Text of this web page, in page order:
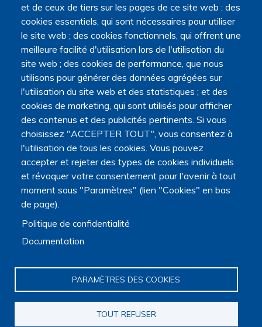
et de ceux de tiers sur les pages de ce site web : des
cookies essentiels, qui sont nécessaires pour utiliser
le site web ; des cookies fonctionnels, qui offrent une
meilleure facilité d'utilisation lors de l'utilisation du
site web ; des cookies de performance, que nous
utilisons pour générer des données agrégées sur
l'utilisation du site web et des statistiques ; et des
cookies de marketing, qui sont utilisés pour afficher
des contenus et des publicités pertinents. Si vous
choisissez "ACCEPTER TOUT", vous consentez à
l'utilisation de tous les cookies. Vous pouvez
accepter et rejeter des types de cookies individuels
et révoquer votre consentement pour l'avenir à tout
moment sous "Paramètres" (lien "Cookies" en bas
de page).
Politique de confidentialité
Documentation
PARAMÈTRES DES COOKIES
TOUT REFUSER
Navigation principale
Qui sommes nous ?
Présentation
Organisation
Stratégie scientifique
Observatoire de la recherche
Panorama de la recherche
Annuaire des chercheurs
Annuaire des chercheurs internationaux
Répertoire des projets
Répertoire des thèses
Publications des membres
Cartographie de la recherche
Journées scientifiques
Journées jeunes chercheurs
Journées francophones internationales